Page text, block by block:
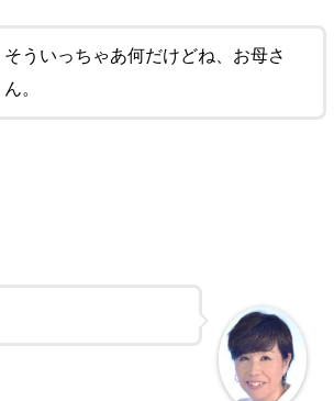
そういっちゃあ何だけどね、お母さ
ん。